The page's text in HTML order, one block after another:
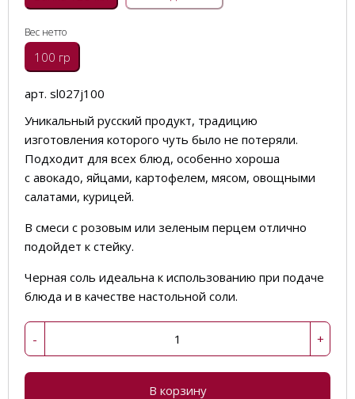
Вес нетто
100 гр
арт. sl027j100
Уникальный русский продукт, традицию
изготовления которого чуть было не потеряли.
Подходит для всех блюд, особенно хороша
с авокадо, яйцами, картофелем, мясом, овощными
салатами, курицей.
В смеси с розовым или зеленым перцем отлично
подойдет к стейку.
Черная соль идеальна к использованию при подаче
блюда и в качестве настольной соли.
- +
В корзину